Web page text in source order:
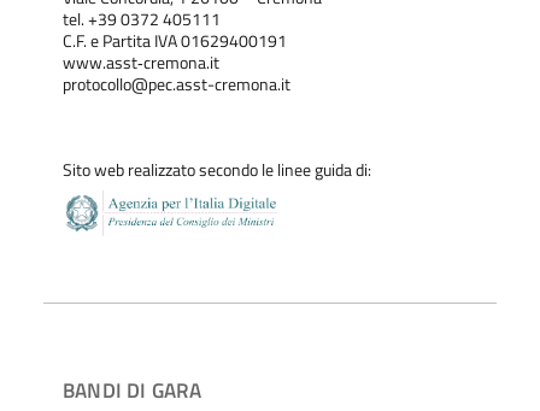
tel. +39 0372 405111
C.F. e Partita IVA 01629400191
www.asst‐cremona.it
protocollo@pec.asst-cremona.it
Sito web realizzato secondo le linee guida di:
BANDI DI GARA